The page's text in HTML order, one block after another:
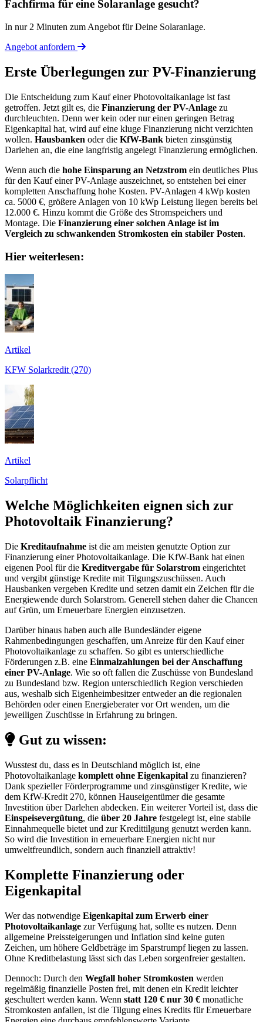
Fachfirma für eine Solaranlage gesucht?
In nur 2 Minuten zum Angebot für Deine Solaranlage.
Angebot anfordern
Erste Überlegungen zur PV-Finanzierung
Die Entscheidung zum Kauf einer Photovoltaikanlage ist fast
getroffen. Jetzt gilt es, die Finanzierung der PV-Anlage zu
durchleuchten. Denn wer kein oder nur einen geringen Betrag
Eigenkapital hat, wird auf eine kluge Finanzierung nicht verzichten
wollen. Hausbanken oder die KfW-Bank bieten zinsgünstig
Darlehen an, die eine langfristig angelegt Finanzierung ermöglichen.
Wenn auch die hohe Einsparung an Netzstrom ein deutliches Plus
für den Kauf einer PV-Anlage auszeichnet, so entstehen bei einer
kompletten Anschaffung hohe Kosten. PV-Anlagen 4 kWp kosten
ca. 5000 €, größere Anlagen von 10 kWp Leistung liegen bereits bei
12.000 €. Hinzu kommt die Größe des Stromspeichers und
Montage. Die Finanzierung einer solchen Anlage ist im
Vergleich zu schwankenden Stromkosten ein stabiler Posten.
Hier weiterlesen:
Artikel
KFW Solarkredit (270)
Artikel
Solarpflicht
Welche Möglichkeiten eignen sich zur
Photovoltaik Finanzierung?
Die Kreditaufnahme ist die am meisten genutzte Option zur
Finanzierung einer Photovoltaikanlage. Die KfW-Bank hat einen
eigenen Pool für die Kreditvergabe für Solarstrom eingerichtet
und vergibt günstige Kredite mit Tilgungszuschüssen. Auch
Hausbanken vergeben Kredite und setzen damit ein Zeichen für die
Energiewende durch Solarstrom. Generell stehen daher die Chancen
auf Grün, um Erneuerbare Energien einzusetzen.
Darüber hinaus haben auch alle Bundesländer eigene
Rahmenbedingungen geschaffen, um Anreize für den Kauf einer
Photovoltaikanlage zu schaffen. So gibt es unterschiedliche
Förderungen z.B. eine Einmalzahlungen bei der Anschaffung
einer PV-Anlage. Wie so oft fallen die Zuschüsse von Bundesland
zu Bundesland bzw. Region unterschiedlich Region verschieden
aus, weshalb sich Eigenheimbesitzer entweder an die regionalen
Behörden oder einen Energieberater vor Ort wenden, um die
jeweiligen Zuschüsse in Erfahrung zu bringen.
Gut zu wissen:
Wusstest du, dass es in Deutschland möglich ist, eine
Photovoltaikanlage komplett ohne Eigenkapital zu finanzieren?
Dank spezieller Förderprogramme und zinsgünstiger Kredite, wie
dem KfW-Kredit 270, können Hauseigentümer die gesamte
Investition über Darlehen abdecken. Ein weiterer Vorteil ist, dass die
Einspeisevergütung, die über 20 Jahre festgelegt ist, eine stabile
Einnahmequelle bietet und zur Kredittilgung genutzt werden kann.
So wird die Investition in erneuerbare Energien nicht nur
umweltfreundlich, sondern auch finanziell attraktiv!
Komplette Finanzierung oder
Eigenkapital
Wer das notwendige Eigenkapital zum Erwerb einer
Photovoltaikanlage zur Verfügung hat, sollte es nutzen. Denn
allgemeine Preissteigerungen und Inflation sind keine guten
Zeichen, um höhere Geldbeträge im Sparstrumpf liegen zu lassen.
Ohne Kreditbelastung lässt sich das Leben sorgenfreier gestalten.
Dennoch: Durch den Wegfall hoher Stromkosten werden
regelmäßig finanzielle Posten frei, mit denen ein Kredit leichter
geschultert werden kann. Wenn statt 120 € nur 30 € monatliche
Stromkosten anfallen, ist die Tilgung eines Kredits für Erneuerbare